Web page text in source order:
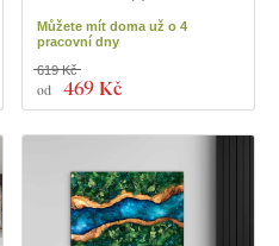
Můžete mít doma už o 4
pracovní dny
od 469 Kč
619 Kč